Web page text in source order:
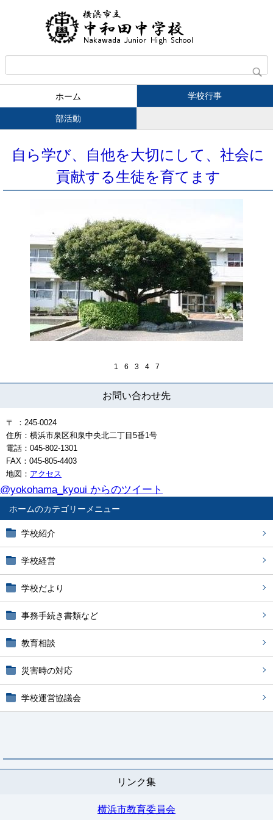
ホーム 学校行事
部活動
ホーム
学校紹介
学校経営
学校だより
事務手続き書類など
教育相談
災害時の対応
学校運営協議会
リンク集
横浜市教育委員会
自ら学び、自他を大切にして、社会に
貢献する生徒を育てます
1 6 3 4 7
お問い合わせ先
〒 ：245-0024
住所：横浜市泉区和泉中央北二丁目5番1号
電話：045-802-1301
FAX：045-805-4403
地図： アクセス
@yokohama_kyoui からのツイート